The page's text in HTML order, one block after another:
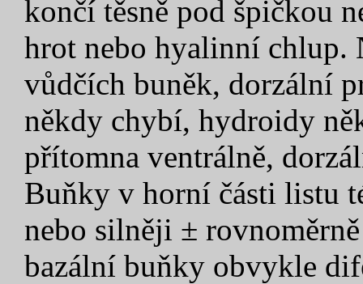
končí těsně pod špičkou
hrot nebo hyalinní chlup.
vůdčích buněk, dorzální
někdy chybí, hydroidy
přítomna ventrálně,
Buňky v horní části listu
nebo silněji ±
bazální buňky obvykle